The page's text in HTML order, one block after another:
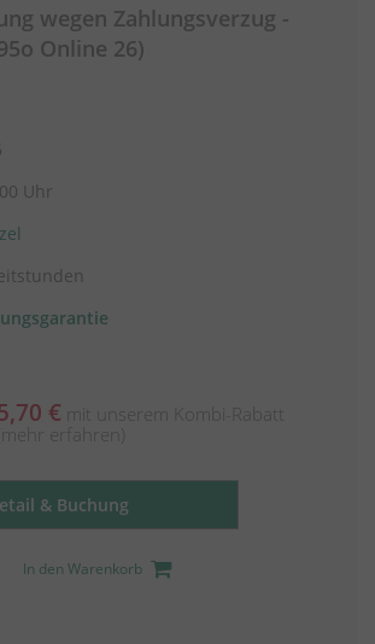
wegen Zahlungsverzug -
Online 26)
Uhr
€ mit unserem Kombi-Rabatt
erfahren)
& Buchung
In den Warenkorb